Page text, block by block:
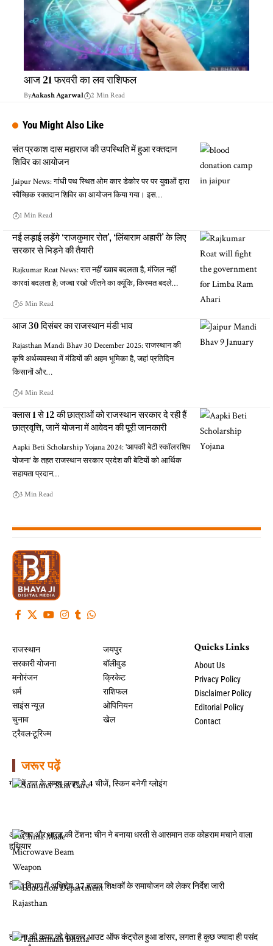
आज 21 फरवरी का लव राशिफल
ByAakash Agarwal 2 Min Read
You Might Also Like
संत प्रकाश दास महाराज की उपस्थिति में हुआ रक्तदान
शिविर का आयोजन
Jaipur News: गांधी पथ स्थित ओम कार डेकोर पर पर युवाओं द्वारा
स्वैच्छिक रक्तदान शिविर का आयोजन किया गया। इस…
1 Min Read
नई लड़ाई लड़ेंगे ‘राजकुमार रोत’, ‘लिंबाराम अहारी’ के लिए
सरकार से भिड़ने की तैयारी
Rajkumar Roat News: रात नहीं ख्वाब बदलता है, मंजिल नहीं
कारवां बदलता है; जज्बा रखो जीतने का क्यूंकि, किस्मत बदले…
5 Min Read
आज 30 दिसंबर का राजस्थान मंडी भाव
Rajasthan Mandi Bhav 30 December 2025: राजस्थान की
कृषि अर्थव्यवस्था में मंडियों की अहम भूमिका है, जहां प्रतिदिन
किसानों और…
4 Min Read
क्लास 1 से 12 की छात्राओं को राजस्थान सरकार दे रही हैं
छात्रवृत्ति, जानें योजना में आवेदन की पूरी जानकारी
Aapki Beti Scholarship Yojana 2024: 'आपकी बेटी स्कॉलरशिप
योजना' के तहत राजस्थान सरकार प्रदेश की बेटियों को आर्थिक
सहायता प्रदान…
3 Min Read
राजस्थान
सरकारी योजना
मनोरंजन
धर्म
साइंस न्यूज़
चुनाव
ट्रैवल-टूरिज्म
जयपुर
बॉलीवुड
क्रिकेट
राशिफल
ओपिनियन
खेल
Quicks Links
About Us
Privacy Policy
Disclaimer Policy
Editorial Policy
Contact
जरूर पढ़ें
गर्मी में रात के समय लगाए ये 4 चीजें, स्किन बनेगी ग्लोइंग
अमेरिका और भारत की टेंशन! चीन ने बनाया धरती से आसमान तक कोहराम मचाने वाला
हथियार
शिक्षा विभाग में अधिशेष 37 हजार शिक्षकों के समायोजन को लेकर निर्देश जारी
तमन्ना की कमर को देखकर आउट ऑफ कंट्रोल हुआ डांसर, लगता है कुछ ज्यादा ही पसंद